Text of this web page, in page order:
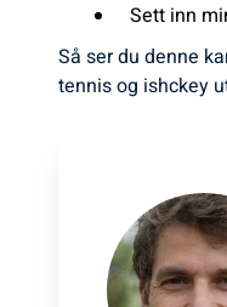
Sett inn
Så ser du denne
tennis og ishckey